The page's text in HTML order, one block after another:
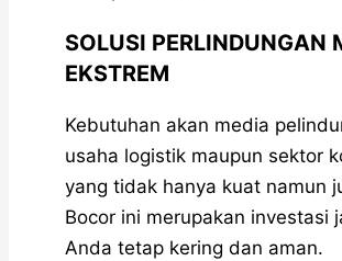
SOLUSI
EKSTREM
Kebutuhan akan media
usaha logistik maupun sektor
yang tidak hanya kuat namun
Bocor ini merupakan investasi
Anda tetap kering dan aman.